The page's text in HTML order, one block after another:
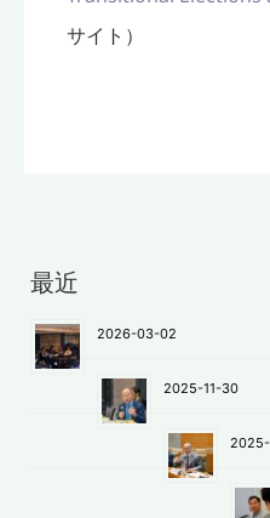
サイト）
最近
2026-03-02
2025-11-30